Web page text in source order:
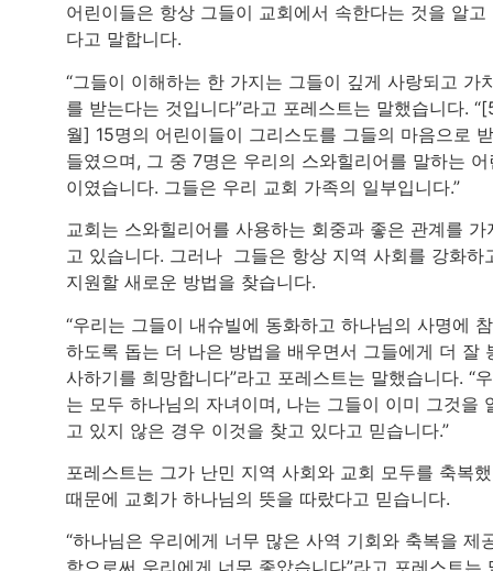
어린이들은 항상 그들이 교회에서 속한다는 것을 알고
다고 말합니다.
“그들이 이해하는 한 가지는 그들이 깊게 사랑되고 가
를 받는다는 것입니다”라고 포레스트는 말했습니다.
월] 15명의 어린이들이 그리스도를 그들의 마음으로
들였으며, 그 중 7명은 우리의 스와힐리어를 말하는 어
이였습니다. 그들은 우리 교회 가족의 일부입니다.”
교회는 스와힐리어를 사용하는 회중과 좋은 관계를 가
고 있습니다. 그러나 그들은 항상 지역 사회를 강화하
지원할 새로운 방법을 찾습니다.
“우리는 그들이 내슈빌에 동화하고 하나님의 사명에
하도록 돕는 더 나은 방법을 배우면서 그들에게 더 잘
사하기를 희망합니다”라고 포레스트는 말했습니다. “
는 모두 하나님의 자녀이며, 나는 그들이 이미 그것을
고 있지 않은 경우 이것을 찾고 있다고 믿습니다.”
포레스트는 그가 난민 지역 사회와 교회 모두를 축복
때문에 교회가 하나님의 뜻을 따랐다고 믿습니다.
“하나님은 우리에게 너무 많은 사역 기회와 축복을 제